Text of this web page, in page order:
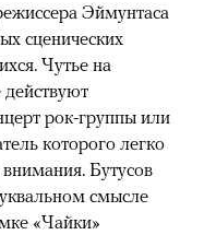
Эймунтаса
сценических
Чутье на
рок-группы или
которого легко
Бутусов
смысле
«Чайки»